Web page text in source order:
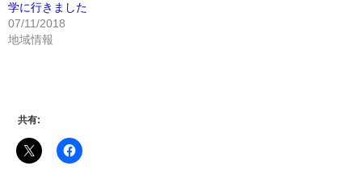
学に行きました
07/11/2018
地域情報
共有: